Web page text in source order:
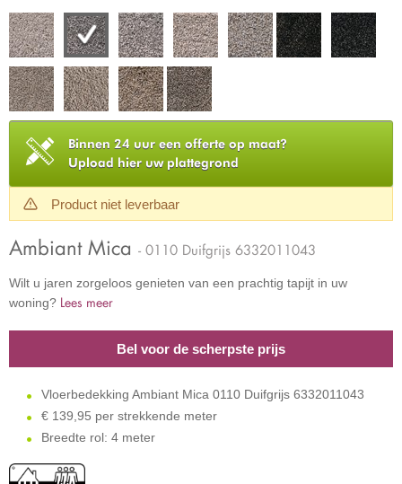
Binnen 24 uur een offerte op maat?
Upload hier uw plattegrond
Product niet leverbaar
Ambiant Mica - 0110 Duifgrijs 6332011043
Wilt u jaren zorgeloos genieten van een prachtig tapijt in uw
woning? Lees meer
Bel voor de scherpste prijs
Vloerbedekking Ambiant Mica 0110 Duifgrijs 6332011043
€ 139,95 per strekkende meter
Breedte rol: 4 meter